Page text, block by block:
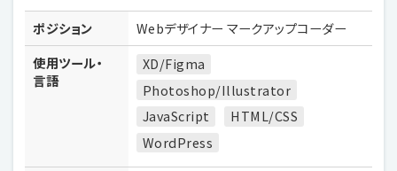
ポジション
Webデザイナー マークアップコーダー
使用ツール・
言語
XD/Figma
Photoshop/Illustrator
JavaScript
HTML/CSS
WordPress